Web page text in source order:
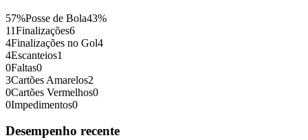
57%Posse de Bola43%
11Finalizações6
4Finalizações no Gol4
4Escanteios1
0Faltas0
3Cartões Amarelos2
0Cartões Vermelhos0
0Impedimentos0
Desempenho recente